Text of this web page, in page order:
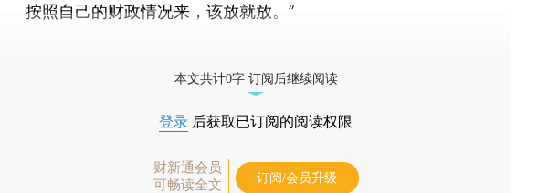
按照自己的财政情况来，该放就放。”
本文共计0字 订阅后继续阅读
登录 后获取已订阅的阅读权限
财新通会员
可畅读全文
订阅/会员升级